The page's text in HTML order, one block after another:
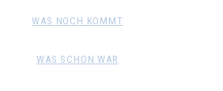
WAS NOCH KOMMT
WAS SCHON WAR